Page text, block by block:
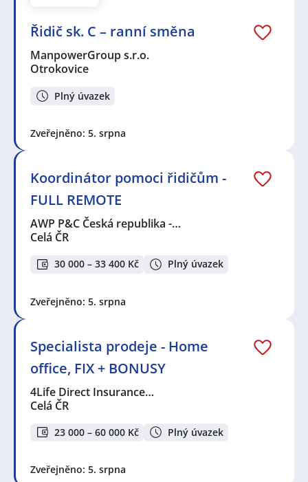
Řidič sk. C – ranní směna
ManpowerGroup s.r.o.
Otrokovice
Plný úvazek
Zveřejněno: 5. srpna
Koordinátor pomoci řidičům -
FULL REMOTE
AWP P&C Česká republika -…
Celá ČR
30 000 – 33 400 Kč Plný úvazek
Zveřejněno: 5. srpna
Specialista prodeje - Home
office, FIX + BONUSY
4Life Direct Insurance…
Celá ČR
23 000 – 60 000 Kč Plný úvazek
Zveřejněno: 5. srpna